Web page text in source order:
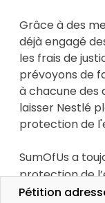
Grâce à des
déjà engagé
les frais de
prévoyons de
à chacune des
laisser Nestlé
protection de
SumOfUs a
protection de
de 375 000
Pétition